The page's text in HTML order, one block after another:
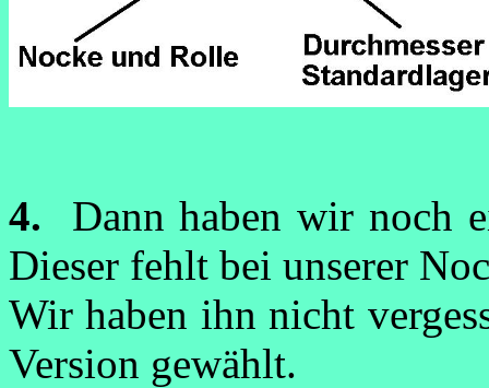
4. Dann haben wir noch
Dieser fehlt bei unserer
Wir haben ihn nicht
Version gewählt.